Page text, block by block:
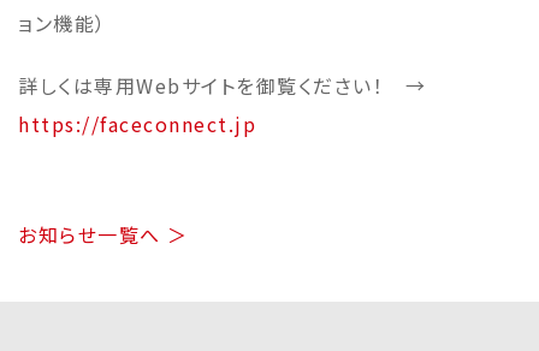
ョン機能）
詳しくは専用Webサイトを御覧ください！ →
https://faceconnect.jp
お知らせ一覧へ ＞